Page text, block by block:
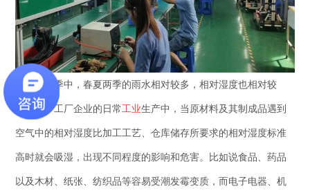
在一年四季中，春夏两季的雨水相对较多，相对湿度也相对较
大，对于工厂企业的日常 工业生产中，当原材料及其制成品遇到
空气中的相对湿度比加工工艺、仓库储存所要求的相对湿度标准
高时就会吸湿，出现不同程度的影响和危害。比如说食品、药品
以及木材、纸张、纺织品等容易受潮发霉变质，而电子电器、机